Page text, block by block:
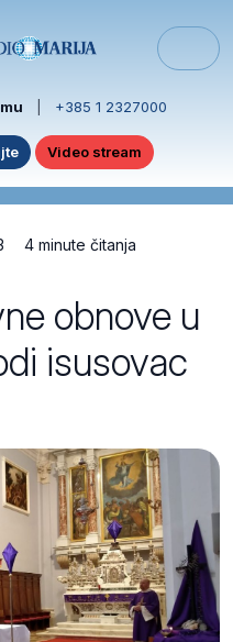
+385 1 2327000
Video stream
4 minute čitanja
obnove u
isusovac